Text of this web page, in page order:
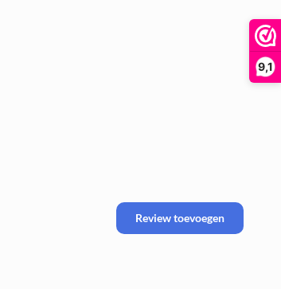
9,1
Review toevoegen